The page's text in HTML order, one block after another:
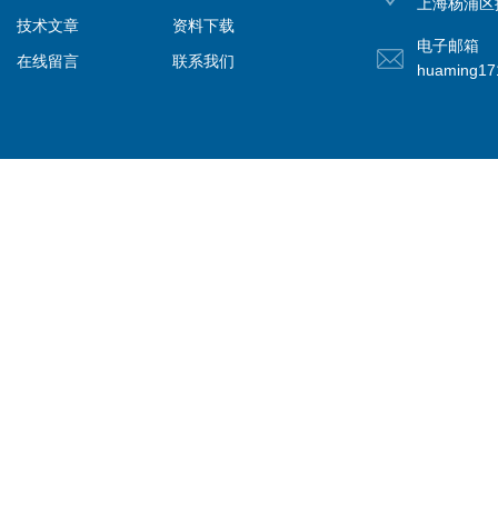
技术文章
资料下载
在线留言
联系我们
电子邮箱